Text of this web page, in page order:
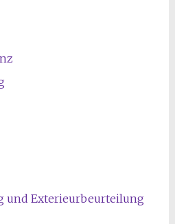
und Exterieurbeurteilung